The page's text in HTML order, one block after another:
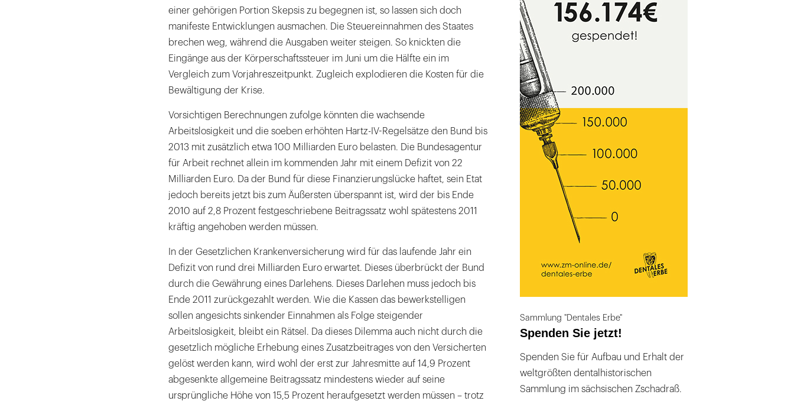
einer gehörigen Portion Skepsis zu begegnen ist, so lassen sich doch
manifeste Entwicklungen ausmachen. Die Steuereinnahmen des Staates
brechen weg, während die Ausgaben weiter steigen. So knickten die
Eingänge aus der Körperschaftssteuer im Juni um die Hälfte ein im
Vergleich zum Vorjahreszeitpunkt. Zugleich explodieren die Kosten für die
Bewältigung der Krise.
Vorsichtigen Berechnungen zufolge könnten die wachsende
Arbeitslosigkeit und die soeben erhöhten Hartz-IV-Regelsätze den Bund bis
2013 mit zusätzlich etwa 100 Milliarden Euro belasten. Die Bundesagentur
für Arbeit rechnet allein im kommenden Jahr mit einem Defizit von 22
Milliarden Euro. Da der Bund für diese Finanzierungslücke haftet, sein Etat
jedoch bereits jetzt bis zum Äußersten überspannt ist, wird der bis Ende
2010 auf 2,8 Prozent festgeschriebene Beitragssatz wohl spätestens 2011
kräftig angehoben werden müssen.
In der Gesetzlichen Krankenversicherung wird für das laufende Jahr ein
Defizit von rund drei Milliarden Euro erwartet. Dieses überbrückt der Bund
durch die Gewährung eines Darlehens. Dieses Darlehen muss jedoch bis
Ende 2011 zurückgezahlt werden. Wie die Kassen das bewerkstelligen
sollen angesichts sinkender Einnahmen als Folge steigender
Arbeitslosigkeit, bleibt ein Rätsel. Da dieses Dilemma auch nicht durch die
gesetzlich mögliche Erhebung eines Zusatzbeitrages von den Versicherten
gelöst werden kann, wird wohl der erst zur Jahresmitte auf 14,9 Prozent
abgesenkte allgemeine Beitragssatz mindestens wieder auf seine
ursprüngliche Höhe von 15,5 Prozent heraufgesetzt werden müssen – trotz
Sammlung "Dentales Erbe"
Spenden Sie jetzt!
Spenden Sie für Aufbau und Erhalt der
weltgrößten dentalhistorischen
Sammlung im sächsischen Zschadraß.